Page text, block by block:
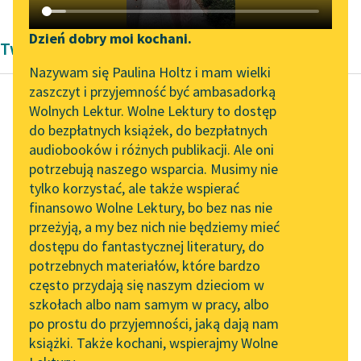
Katalog DAISY
Podkasty o książkach
Zgłoś brak utworu
Aktualności
„Prokurator Alicja Horn”
do słuchania
Byliśmy częścią AI Impact
Lab
Zapraszamy na spotkanie
online z tłumaczkami
literatury skandynawskiej
Spotkanie z Katarzyną
Tunkiel w Oslo
102. lata temu zmarł
Joseph Conrad
Narzędzia
Mapa Wolnych Lektur
Leśmianator
Przewodnik dla piszących i
czytających
API
OAI-PMH
Widget Wolnych Lektur
Przypisy
Dzień dobry moi kochani.
Nazywam się Paulina Holtz i mam wielki
zaszczyt i przyjemność być ambasadorką
Wolnych Lektur. Wolne Lektury to dostęp
do bezpłatnych książek, do bezpłatnych
audiobooków i różnych publikacji. Ale oni
potrzebują naszego wsparcia. Musimy nie
tylko korzystać, ale także wspierać
finansowo Wolne Lektury, bo bez nas nie
przeżyją, a my bez nich nie będziemy mieć
dostępu do fantastycznej literatury, do
potrzebnych materiałów, które bardzo
często przydają się naszym dzieciom w
szkołach albo nam samym w pracy, albo
po prostu do przyjemności, jaką dają nam
książki. Także kochani, wspierajmy Wolne
Twórczość Michała Bałuckiego
Michał Bałucki
Ciężkie czasy
Czytaj więcej